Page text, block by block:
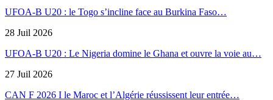
UFOA-B U20 : le Togo s’incline face au Burkina Faso…
28 Juil 2026
UFOA-B U20 : Le Nigeria domine le Ghana et ouvre la voie au…
27 Juil 2026
CAN F 2026 I le Maroc et l’Algérie réussissent leur entrée…